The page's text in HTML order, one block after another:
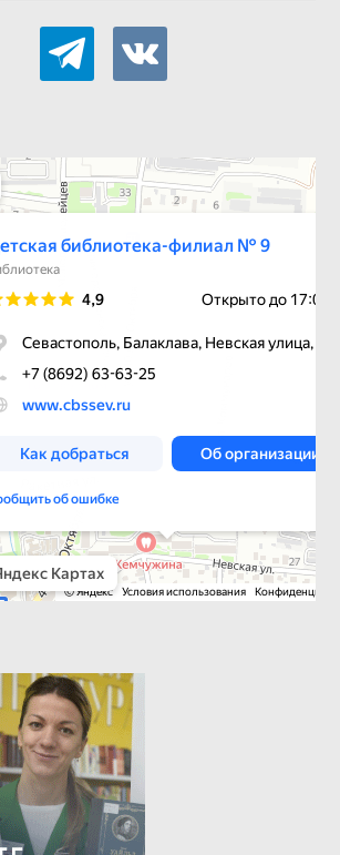
telegramvkontakte
филиал № 9